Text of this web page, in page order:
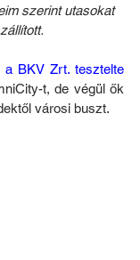
szerint utasokat
a BKV Zrt. tesztelte
t, de végül ők
városi buszt.